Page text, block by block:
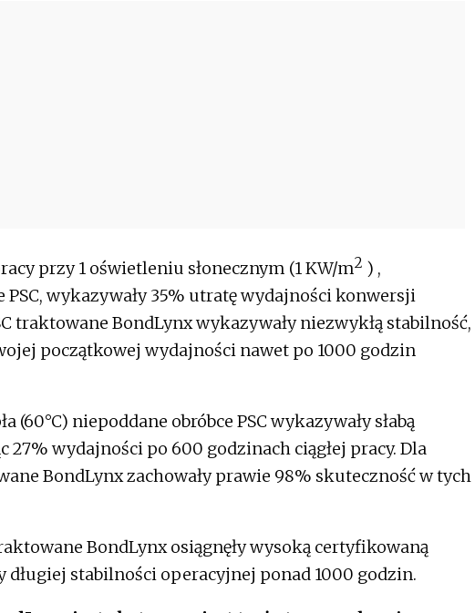
przy 1 oświetleniu słonecznym (1 KW/m2 ) ,
wykazywały 35% utratę wydajności konwersji
traktowane BondLynx wykazywały niezwykłą stabilność,
początkowej wydajności nawet po 1000 godzin
(60°C) niepoddane obróbce PSC wykazywały słabą
27% wydajności po 600 godzinach ciągłej pracy. Dla
BondLynx zachowały prawie 98% skuteczność w tych
BondLynx osiągnęły wysoką certyfikowaną
długiej stabilności operacyjnej ponad 1000 godzin.